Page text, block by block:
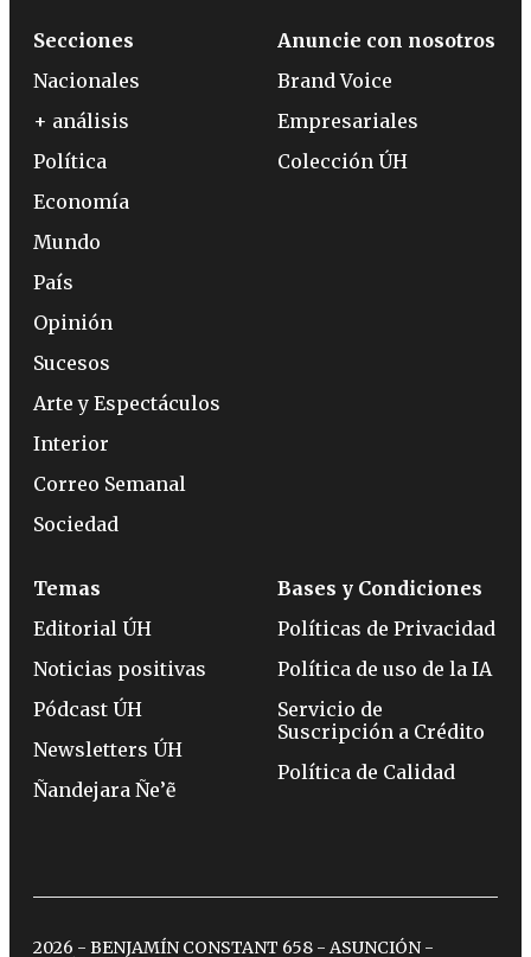
Secciones
Nacionales
+ análisis
Política
Economía
Mundo
País
Opinión
Sucesos
Arte y Espectáculos
Interior
Correo Semanal
Sociedad
Anuncie con nosotros
Brand Voice
Empresariales
Colección ÚH
Temas
Editorial ÚH
Noticias positivas
Pódcast ÚH
Newsletters ÚH
Ñandejara Ñe’ẽ
Bases y Condiciones
Políticas de Privacidad
Política de uso de la IA
Servicio de
Suscripción a Crédito
Política de Calidad
2026 - BENJAMÍN CONSTANT 658 - ASUNCIÓN -